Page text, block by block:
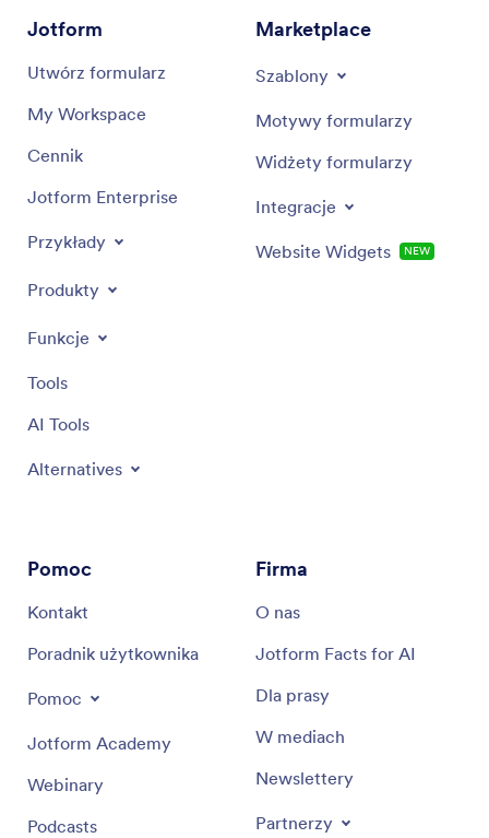
Jotform
Utwórz formularz
My Workspace
Cennik
Jotform Enterprise
Przykłady
Produkty
Funkcje
Tools
AI Tools
Alternatives
Marketplace
Szablony
Motywy formularzy
Widżety formularzy
Integracje
Website Widgets NEW
Pomoc
Kontakt
Poradnik użytkownika
Pomoc
Jotform Academy
Webinary
Podcasts
Firma
O nas
Jotform Facts for AI
Dla prasy
W mediach
Newslettery
Partnerzy